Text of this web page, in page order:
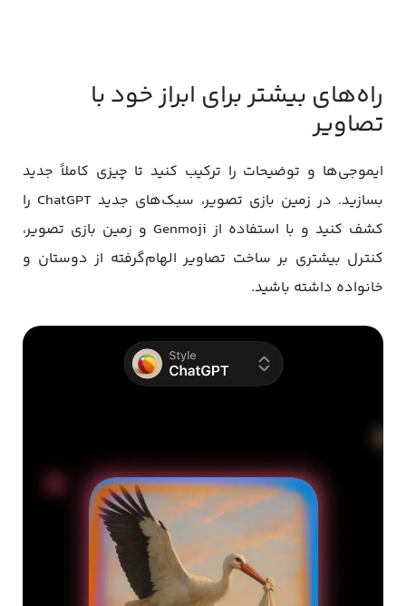
راه‌های بیشتر برای ابراز خود با
تصاویر
ایموجی‌ها و توضیحات را ترکیب کنید تا چیزی کاملاً جدید
بسازید. در زمین بازی تصویر، سبک‌های جدید ChatGPT را
کشف کنید و با استفاده از Genmoji و زمین بازی تصویر،
کنترل بیشتری بر ساخت تصاویر الهام‌گرفته از دوستان و
خانواده داشته باشید.